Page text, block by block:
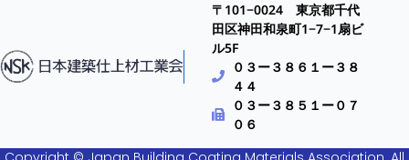
〒101−0024 東京都千代
田区神田和泉町1−7−1扇ビ
ル5F
０３ー３８６１ー３８
４４
０３ー３８５１ー０７
０６